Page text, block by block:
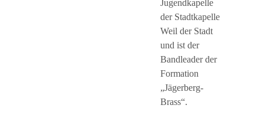
Jugendkapelle
der Stadtkapelle
Weil der Stadt
und ist der
Bandleader der
Formation
„Jägerberg-
Brass“.